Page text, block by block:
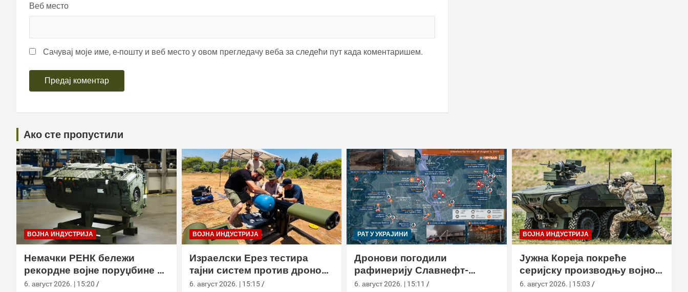
Веб место
Сачувај моје име, е-пошту и веб место у овом прегледачу веба за следећи пут када коментаришем.
Ако сте пропустили
ВОЈНА ИНДУСТРИЈА
Немачки РЕНК бележи
рекордне војне поруџбине у
2026. години
6. август 2026. | 15:20
ВОЈНА ИНДУСТРИЈА
Израелски Ерез тестира
тајни систем против дронова
са капсулом и лансером
6. август 2026. | 15:15
РАТ У УКРАЈИНИ
Дронови погодили
рафинерију Славнефт-
ЈАНОС у Јарослављу
6. август 2026. | 15:11
ВОЈНА ИНДУСТРИЈА
Јужна Кореја покреће
серијску производњу војног
робота Арион-СМЕТ
6. август 2026. | 15:03